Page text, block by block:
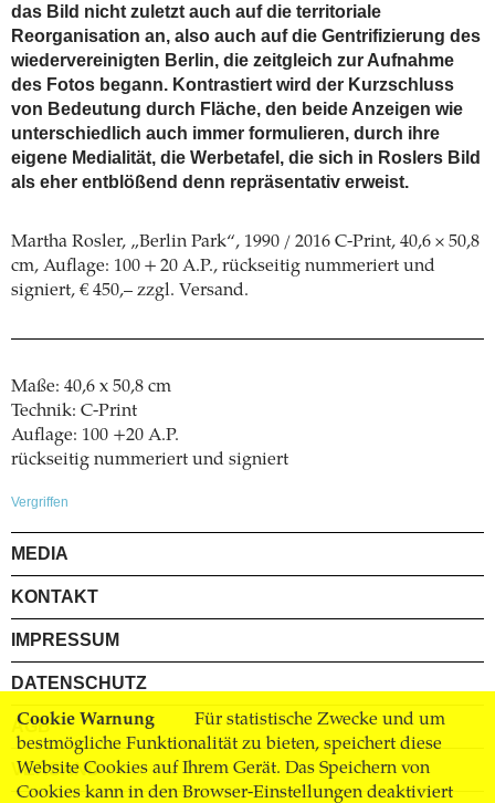
Cookie Warnung
Für statistische Zwecke und um
bestmögliche Funktionalität zu bieten, speichert diese
Website Cookies auf Ihrem Gerät. Das Speichern von
Cookies kann in den Browser-Einstellungen deaktiviert
das Bild nicht zuletzt auch auf die territoriale
Reorganisation an, also auch auf die Gentrifizierung des
wiedervereinigten Berlin, die zeitgleich zur Aufnahme
des Fotos begann. Kontrastiert wird der Kurzschluss
von Bedeutung durch Fläche, den beide Anzeigen wie
unterschiedlich auch immer formulieren, durch ihre
eigene Medialität, die Werbetafel, die sich in Roslers Bild
als eher entblößend denn repräsentativ erweist.
Martha Rosler, „Berlin Park“, 1990 / 2016 C-Print, 40,6 × 50,8
cm, Auflage: 100 + 20 A.P., rückseitig nummeriert und
signiert, € 450,– zzgl. Versand.
Maße: 40,6 x 50,8 cm
Technik: C-Print
Auflage: 100 +20 A.P.
rückseitig nummeriert und signiert
Vergriffen
MEDIA
KONTAKT
IMPRESSUM
DATENSCHUTZ
AGB
VERSAND